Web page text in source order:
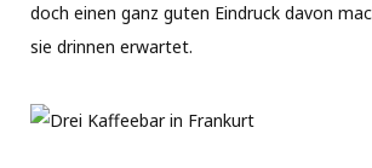
doch einen ganz guten Eindruck davon
sie drinnen erwartet.